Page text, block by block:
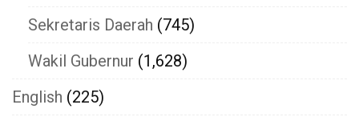
Sekretaris Daerah (745)
Wakil Gubernur (1,628)
English (225)